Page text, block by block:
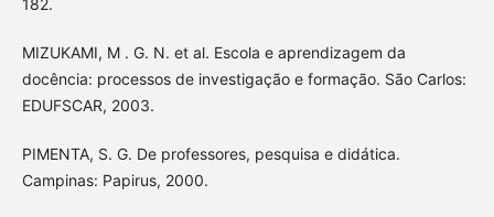
182.
MIZUKAMI, M . G. N. et al. Escola e aprendizagem da
docência: processos de investigação e formação. São Carlos:
EDUFSCAR, 2003.
PIMENTA, S. G. De professores, pesquisa e didática.
Campinas: Papirus, 2000.